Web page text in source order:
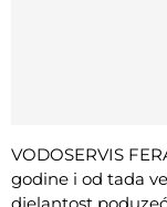
VODOSERVIS
godine i od tada